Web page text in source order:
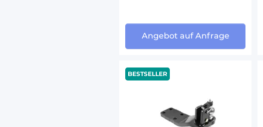
Angebot auf Anfrage
BESTSELLER